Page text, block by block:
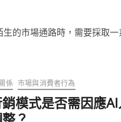
生的市場通路時，需要採取
係 市場與消費者行為
模式是否需因應
？